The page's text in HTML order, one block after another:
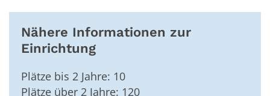
Nähere Informationen zur
Einrichtung
Plätze bis 2 Jahre: 10
Plätze über 2 Jahre: 120